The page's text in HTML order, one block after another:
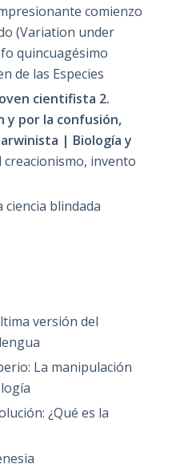
comienzo
(Variation under
quincuagésimo
de las Especies
cientifista 2.
y por la confusión,
| Biología y
creacionismo, invento
ciencia blindada
versión del
La manipulación
¿Qué es la